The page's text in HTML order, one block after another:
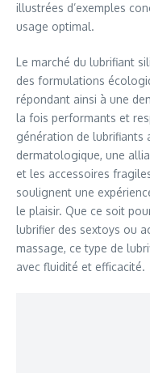
illustrées d’exemples
usage optimal.
Le marché du lubrifiant
des formulations
répondant ainsi à une
la fois performants et
génération de lubrifiants
dermatologique, une
et les accessoires
soulignent une
le plaisir. Que ce soit
lubrifier des sextoys ou
massage, ce type de
avec fluidité et efficacité.